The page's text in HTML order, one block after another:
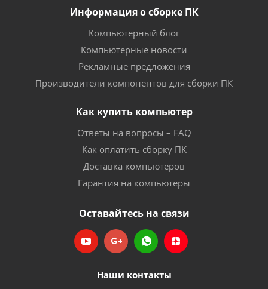
Информация о сборке ПК
Компьютерный блог
Компьютерные новости
Рекламные предложения
Производители компонентов для сборки ПК
Как купить компьютер
Ответы на вопросы – FAQ
Как оплатить сборку ПК
Доставка компьютеров
Гарантия на компьютеры
Оставайтесь на связи
Наши контакты